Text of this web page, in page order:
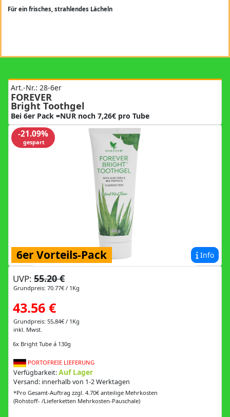
Für ein frisches, strahlendes Lächeln
Art.-Nr.: 28-6er
FOREVER
Bright Toothgel
Bei 6er Pack =NUR noch 7,26€ pro Tube
-21.09%
gespart
Info
6er Vorteils-Pack
UVP: 55.20 €
Grundpreis: 70.77€ / 1Kg
43.56 €
Grundpreis: 55,84€ / 1Kg
inkl. Mwst.
6x Bright Tube á 130g
PORTOFREIE LIEFERUNG
Verfügbarkeit:Auf Lager
Versand: innerhalb von 1-2 Werktagen
*Pro Gesamt-Auftrag zzgl. 4.70€ anteilige Mehrkosten
(Rohstoff- /Lieferketten Mehrkosten-Pauschale)